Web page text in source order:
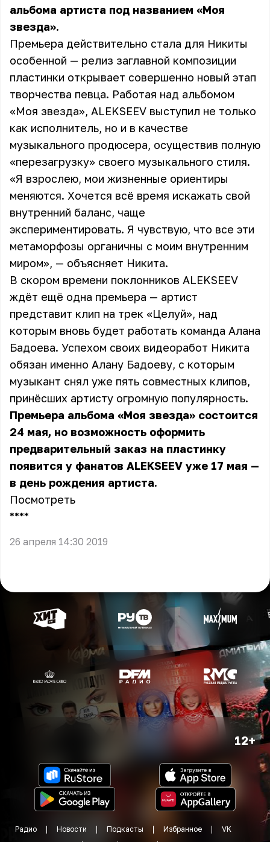
альбома артиста под названием «Моя
звезда».
Премьера действительно стала для Никиты
особенной — релиз заглавной композиции
пластинки открывает совершенно новый этап
творчества певца. Работая над альбомом
«Моя звезда», ALEKSEEV выступил не только
как исполнитель, но и в качестве
музыкального продюсера, осуществив полную
«перезагрузку» своего музыкального стиля.
«Я взрослею, мои жизненные ориентиры
меняются. Хочется всё время искажать свой
внутренний баланс, чаще
экспериментировать. Я чувствую, что все эти
метаморфозы органичны с моим внутренним
миром», — объясняет Никита.
В скором времени поклонников ALEKSEEV
ждёт ещё одна премьера — артист
представит клип на трек «Целуй», над
которым вновь будет работать команда Алана
Бадоева. Успехом своих видеоработ Никита
обязан именно Алану Бадоеву, с которым
музыкант снял уже пять совместных клипов,
принёсших артисту огромную популярность.
Премьера альбома «Моя звезда» состоится
24 мая, но возможность оформить
предварительный заказ на пластинку
появится у фанатов ALEKSEEV уже 17 мая —
в день рождения артиста.
Посмотреть
** **
26 апреля 14:30 2019
12+
Радио Новости Подкасты Избранное
VK